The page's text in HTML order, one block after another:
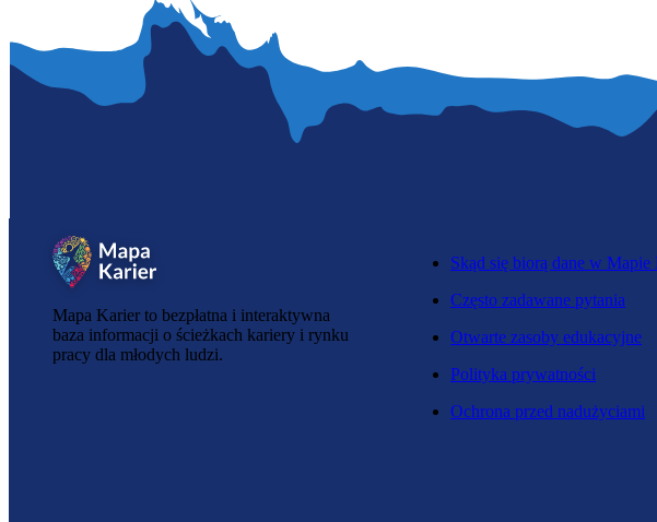
Mapa Karier to bezpłatna i interaktywna
baza informacji o ścieżkach kariery i rynku
pracy dla młodych ludzi.
Skąd się biorą dane w Mapie
Często zadawane pytania
Otwarte zasoby edukacyjne
Polityka prywatności
Ochrona przed nadużyciami